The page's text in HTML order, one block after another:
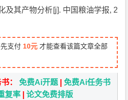
及其产物分析[j]. 中国粮油学报, 2
支付 10元 才能查看该篇文章全部
书：免费Ai开题 |免费Ai任务书
复率 |论文免费排版